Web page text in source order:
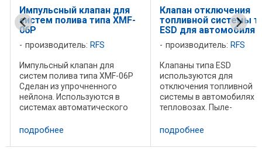
Импульсный клапан для
систем полива типа XMF-
06P
производитель: RFS
Импульсный клапан для
систем полива типа XMF-06P
Сделан из упрочненного
нейлона. Используются в
системах автоматического
а также для слабых кислот.
Рабочая темп. напряжение
подробнее
Клапан отключения
топливной системы
ESD для автомобиля
производитель: RFS
Клапаны типа ESD
используются для
отключения топливной
системы в автомобилях и
тепловозах. Пыле-
длительная и надежная
и воздействию внешней
подробнее